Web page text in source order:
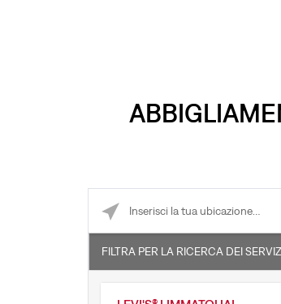
FILTRA PER LA RICERCA DEI